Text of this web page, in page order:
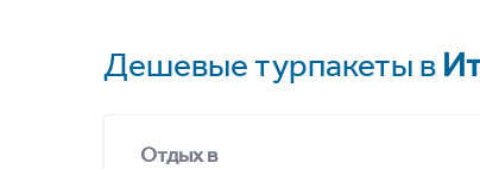
Дешевые турпакеты в
Отдых в